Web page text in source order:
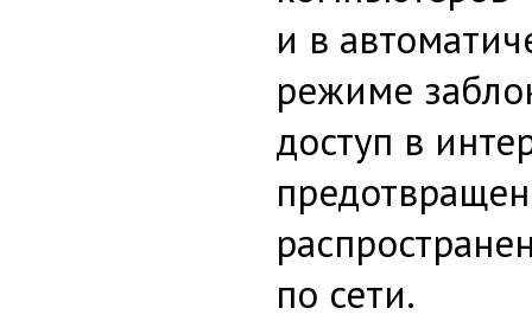
и в
режиме
доступ в
по сети.